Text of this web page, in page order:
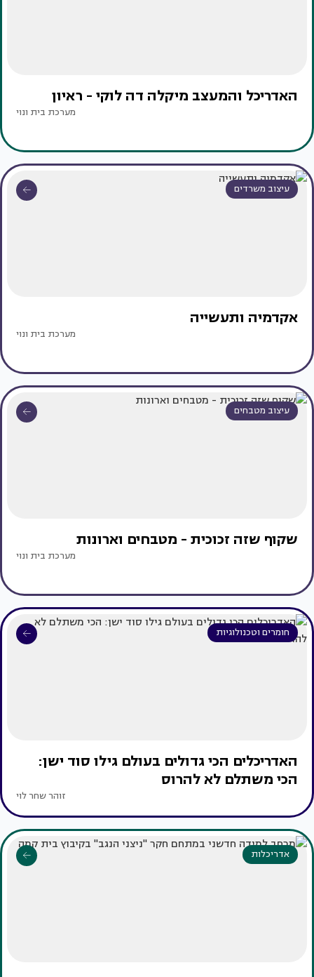
האדריכל והמעצב מיקלה דה לוקי - ראיון
מערכת בית ונוי
עיצוב משרדים
אקדמיה ותעשייה
מערכת בית ונוי
עיצוב מטבחים
שקוף שזה זכוכית - מטבחים וארונות
מערכת בית ונוי
חומרים וטכנולוגיות
האדריכלים הכי גדולים בעולם גילו סוד ישן:
הכי משתלם לא להרוס
זוהר שחר לוי
אדריכלות